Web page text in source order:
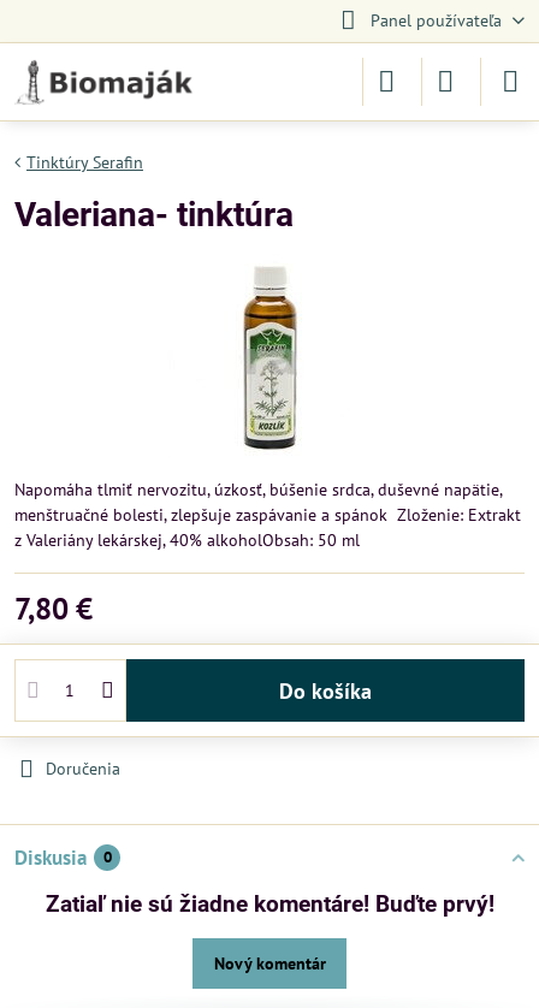
Panel používateľa
Tinktúry Serafin
Valeriana- tinktúra
Napomáha tlmiť nervozitu, úzkosť, búšenie srdca, duševné napätie,
menštruačné bolesti, zlepšuje zaspávanie a spánok Zloženie: Extrakt
z Valeriány lekárskej, 40% alkoholObsah: 50 ml
7,80 €
Do košíka
Doručenia
Diskusia 0
Zatiaľ nie sú žiadne komentáre! Buďte prvý!
Nový komentár